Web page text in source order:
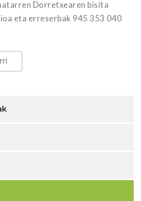
Dorretxearen bisita
eta erreserbak 945 353 040